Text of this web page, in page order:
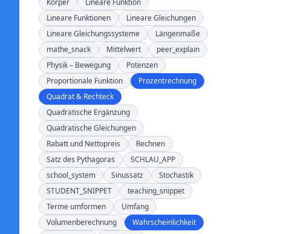
Körper
Lineare Funktion
Lineare Funktionen
Lineare Gleichungen
Lineare Gleichungssysteme
Längenmaße
mathe_snack
Mittelwert
peer_explain
Physik – Bewegung
Potenzen
Proportionale Funktion
Prozentrechnung
Quadrat & Rechteck
Quadratische Ergänzung
Quadratische Gleichungen
Rabatt und Nettopreis
Rechnen
Satz des Pythagoras
SCHLAU_APP
school_system
Sinussatz
Stochastik
STUDENT_SNIPPET
teaching_snippet
Terme umformen
Umfang
Volumenberechnung
Wahrscheinlichkeit